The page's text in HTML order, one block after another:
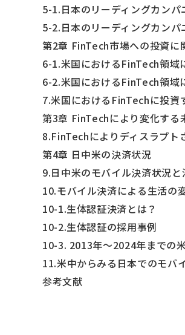
5-1.日本のリーディングカンパ
5-2.日本のリーディングカンパ
第2章 FinTech市場への投資に
6-1.米国におけるFinTech領域
6-2.米国におけるFinTech領域
7.米国におけるFinTechに投資
第3章 FinTechにより変化する
8.FinTechによりディスラプト
第4章 日中米の決済状況
9.日中米のモバイル決済状況
10.モバイル決済による生活の
10-1.生体認証決済とは？
10-2.生体認証の採用事例
10-3. 2013年〜2024年までの
11.米中からみる日本でのモバ
参考文献